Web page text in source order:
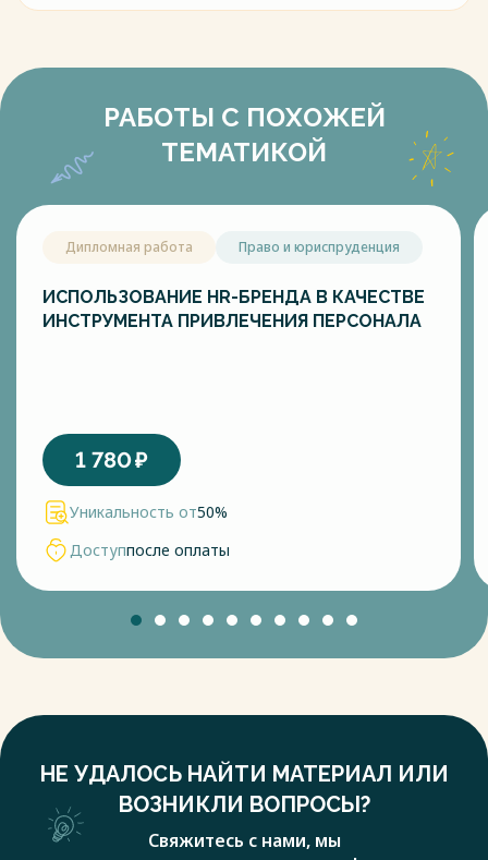
РАБОТЫ С ПОХОЖЕЙ
ТЕМАТИКОЙ
Дипломная работа Право и юриспруденция
ИСПОЛЬЗОВАНИЕ HR-БРЕНДА В КАЧЕСТВЕ
ИНСТРУМЕНТА ПРИВЛЕЧЕНИЯ ПЕРСОНАЛА
1 780₽
Уникальность от50%
Доступпосле оплаты
НЕ УДАЛОСЬ НАЙТИ МАТЕРИАЛ ИЛИ
ВОЗНИКЛИ ВОПРОСЫ?
Свяжитесь с нами, мы